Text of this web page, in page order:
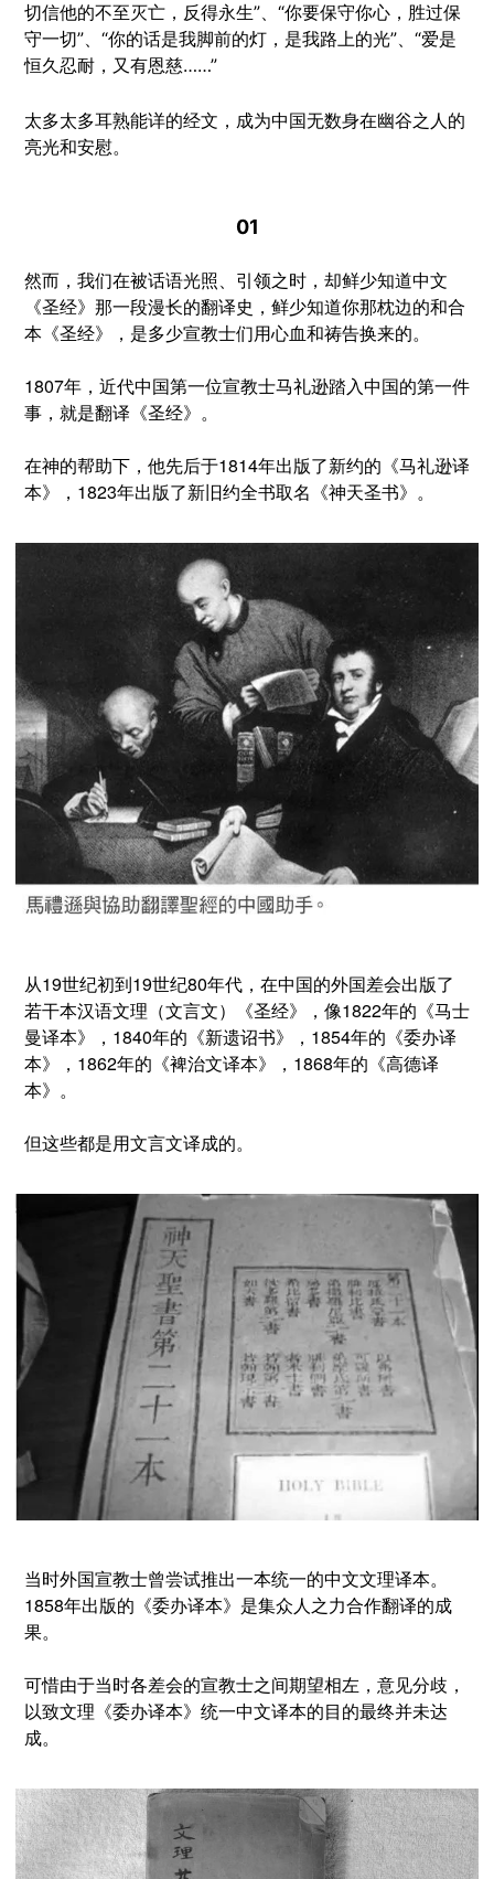
切信他的不至灭亡，反得永生”、“你要保守你心，胜过保
守一切”、 “你的话是我脚前的灯，是我路上的光”、“爱是
恒久忍耐，又有恩慈……”
太多太多耳熟能详的经文，成为中国无数身在幽谷之人的
亮光和安慰。
01
然而，我们在被话语光照、引领之时，却鲜少知道中文
《圣经》那一段漫长的翻译史， 鲜少知道你那枕边的和合
本《圣经》， 是多少宣教士们用心血和祷告换来的。
1807年， 近代中国第一位宣教士马礼逊踏入中国的第一件
事，就是翻译《圣经》。
在神的帮助下，他先后于1814年出版了新约的《马礼逊译
本》，1823年出版了新旧约全书取名《神天圣书》。
从19世纪初到19世纪80年代，在中国的外国差会出版了
若干本汉语文理（文言文）《圣经》，像1822年的《马士
曼译本》，1840年的《新遗诏书》，1854年的《委办译
本》，1862年的《裨治文译本》，1868年的《高德译
本》。
但这些都是用文言文译成的。
当时外国宣教士曾尝试推出一本统一的中文文理译本。
1858年出版的《委办译本》是集众人之力合作翻译的成
果。
可惜由于当时各差会的宣教士之间期望相左，意见分歧，
以致文理《委办译本》统一中文译本的目的最终并未达
成。